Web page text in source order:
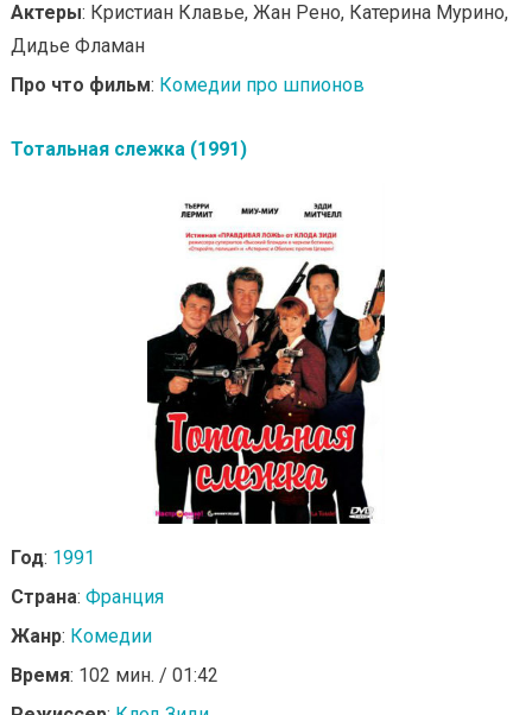
Актеры: Кристиан Клавье, Жан Рено, Катерина Мурино,
Дидье Фламан
Про что фильм: Комедии про шпионов
Тотальная слежка (1991)
Год: 1991
Страна: Франция
Жанр: Комедии
Время: 102 мин. / 01:42